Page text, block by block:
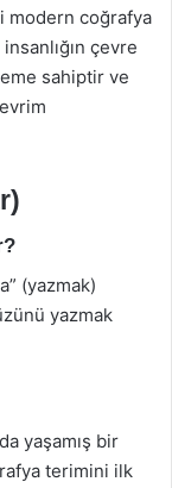
modern coğrafya
çevre
sahiptir ve
(yazmak)
yazmak
yaşamış bir
terimini ilk